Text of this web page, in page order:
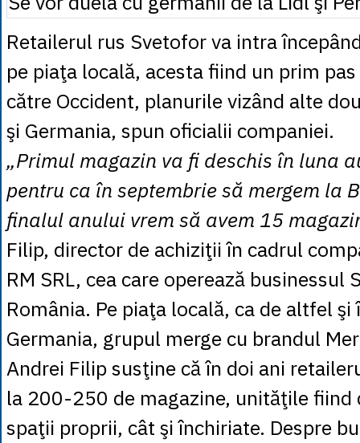
1 RUB= 0.0530
1 TRY= 0.1141
1 UAH= 0.1048
1 XDR= 5.9383
1 ZAR= 0.2318
Retailerul rus Svetofor va intra
pe piaţa locală, acesta fiind un prim
către Occident, planurile vizând alte
şi Germania, spun oficialii companiei.
„Primul magazin va fi deschis în luna
pentru ca în septembrie să mergem la
finalul anului vrem să avem 15
Filip, director de achiziţii în cadrul
RM SRL, cea care operează businessul
România. Pe piaţa locală, ca de altfel şi
Germania, grupul merge cu brandul
Andrei Filip susţine că în doi ani
la 200-250 de magazine, unităţile fiind
spaţii proprii, cât şi închiriate. Despre